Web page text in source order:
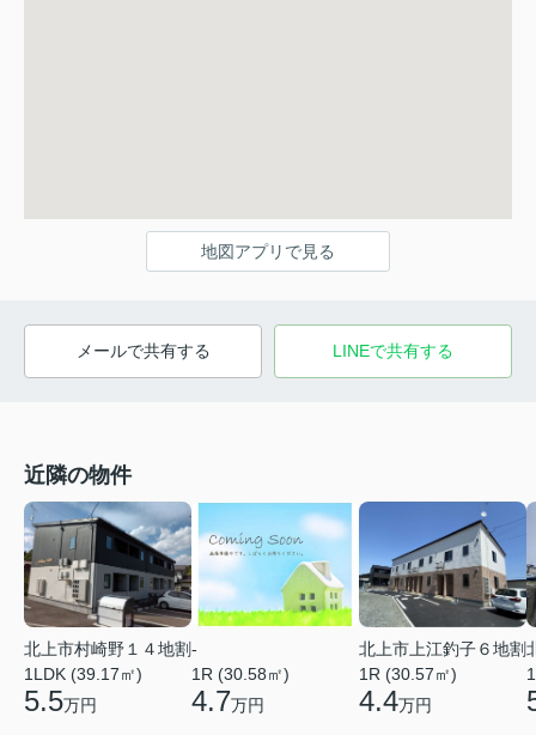
地図アプリで見る
メールで共有する LINEで共有する
近隣の物件
北上市村崎野１４地割
1LDK (39.17㎡)
5.5万円
-
1R (30.58㎡)
4.7万円
北上市上江釣子６地割
1R (30.57㎡)
4.4万円